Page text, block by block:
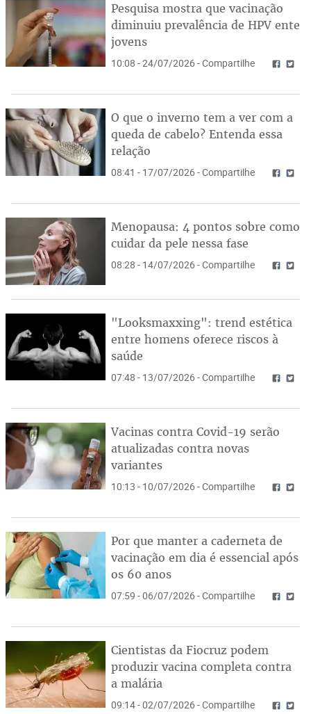
Pesquisa mostra que vacinação
diminuiu prevalência de HPV ente
jovens
10:08 - 24/07/2026 - Compartilhe
O que o inverno tem a ver com a
queda de cabelo? Entenda essa
relação
08:41 - 17/07/2026 - Compartilhe
Menopausa: 4 pontos sobre como
cuidar da pele nessa fase
08:28 - 14/07/2026 - Compartilhe
"Looksmaxxing": trend estética
entre homens oferece riscos à
saúde
07:48 - 13/07/2026 - Compartilhe
Vacinas contra Covid-19 serão
atualizadas contra novas
variantes
10:13 - 10/07/2026 - Compartilhe
Por que manter a caderneta de
vacinação em dia é essencial após
os 60 anos
07:59 - 06/07/2026 - Compartilhe
Cientistas da Fiocruz podem
produzir vacina completa contra
a malária
09:14 - 02/07/2026 - Compartilhe